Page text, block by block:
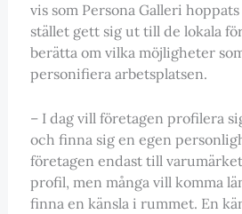
vis som Persona Galleri
stället gett sig ut till de lokala
berätta om vilka möjligheter
personifiera arbetsplatsen.
– I dag vill företagen profilera
och finna sig en egen
företagen endast till
profil, men många vill komma
finna en känsla i rummet. En